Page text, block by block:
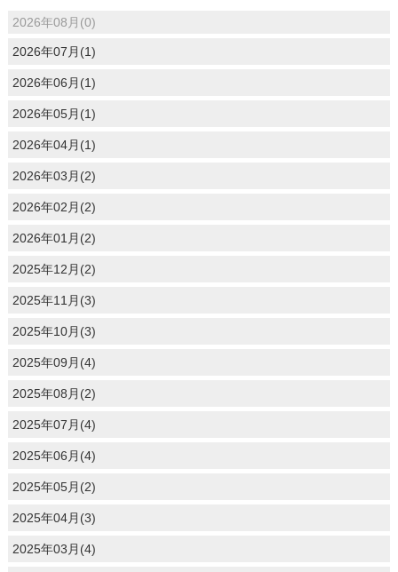
2026年08月(0)
2026年07月(1)
2026年06月(1)
2026年05月(1)
2026年04月(1)
2026年03月(2)
2026年02月(2)
2026年01月(2)
2025年12月(2)
2025年11月(3)
2025年10月(3)
2025年09月(4)
2025年08月(2)
2025年07月(4)
2025年06月(4)
2025年05月(2)
2025年04月(3)
2025年03月(4)